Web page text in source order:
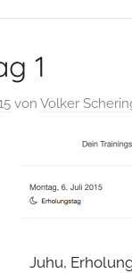
1
von Volker
Juhu,